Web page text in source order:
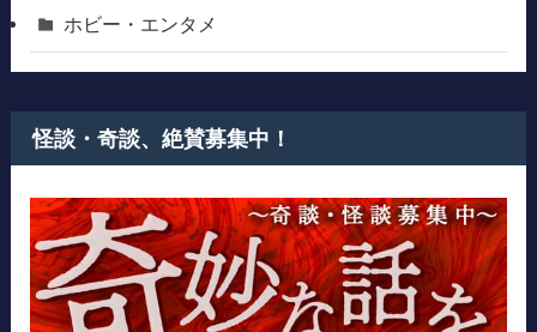
ホビー・エンタメ
怪談・奇談、絶賛募集中！